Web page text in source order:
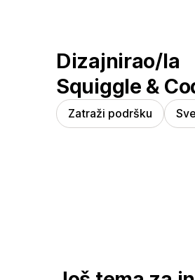
Dizajnirao/la
Squiggle &
Zatraži podršku